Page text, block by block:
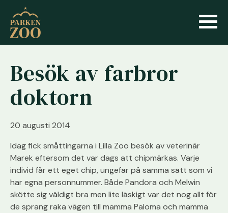
Besök av farbror
doktorn
20 augusti 2014
Idag fick småttingarna i Lilla Zoo besök av veterinär
Marek eftersom det var dags att chipmärkas. Varje
individ får ett eget chip, ungefär på samma sätt som vi
har egna personnummer. Både Pandora och Melwin
skötte sig väldigt bra men lite läskigt var det nog allt för
de sprang raka vägen till mamma Paloma och mamma